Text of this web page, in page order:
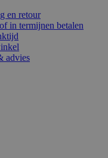
en retour
in termijnen betalen
advies